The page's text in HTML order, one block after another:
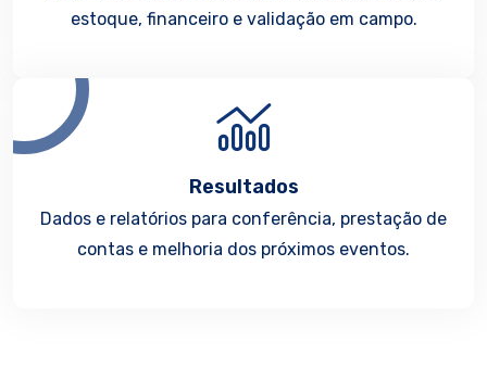
estoque, financeiro e validação em campo.
Resultados
Dados e relatórios para conferência, prestação de
contas e melhoria dos próximos eventos.